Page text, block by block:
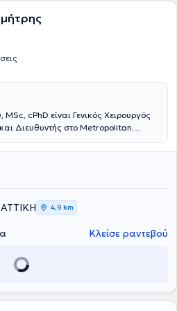
MSc, cPhD είναι Γενικός Χειρουργός
και Διευθυντής στο Metropolitan
Νοσοκομείο Αθηνών "Ελπίς".
Τμήμα Ιατρικής του Δημοκρίτειου
Διπλώματος από την Ελληνική
έχει λάβει ειδική εκπαίδευση για
ενηλίκων, τη χειρουργική
τη βιοψία του λεμφαδένα
& Ρομποτική Γενική
λάβει ειδική εκπαίδευση στην
χρήση ειδικών χειρουργικών laser
ΑΤΤΙΚΗ 4,9 km
Κλείσε ραντεβού